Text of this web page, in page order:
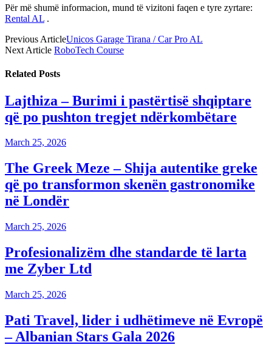
Për më shumë informacion, mund të vizitoni faqen e tyre zyrtare:
Rental AL .
Previous ArticleUnicos Garage Tirana / Car Pro AL
Next Article RoboTech Course
Related Posts
Lajthiza – Burimi i pastërtisë shqiptare
që po pushton tregjet ndërkombëtare
March 25, 2026
The Greek Meze – Shija autentike greke
që po transformon skenën gastronomike
në Londër
March 25, 2026
Profesionalizëm dhe standarde të larta
me Zyber Ltd
March 25, 2026
Pati Travel, lider i udhëtimeve në Evropë
– Albanian Stars Gala 2026